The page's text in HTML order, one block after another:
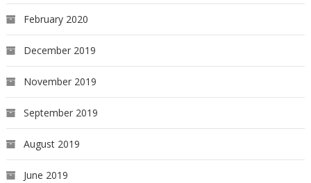
February 2020
December 2019
November 2019
September 2019
August 2019
June 2019